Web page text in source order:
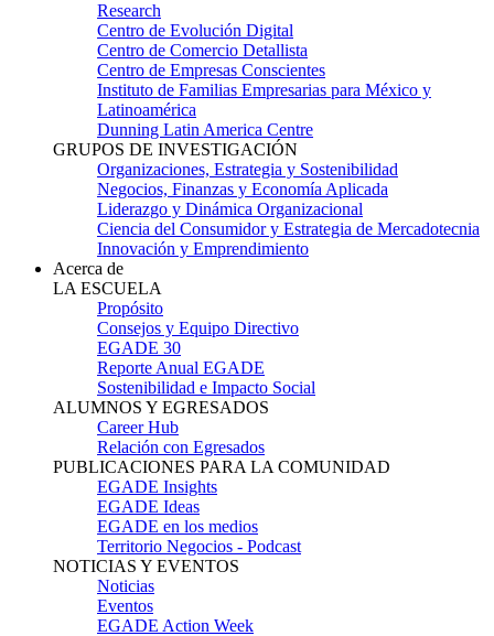
Research
Centro de Evolución Digital
Centro de Comercio Detallista
Centro de Empresas Conscientes
Instituto de Familias Empresarias para México y
Latinoamérica
Dunning Latin America Centre
GRUPOS DE INVESTIGACIÓN
Organizaciones, Estrategia y Sostenibilidad
Negocios, Finanzas y Economía Aplicada
Liderazgo y Dinámica Organizacional
Ciencia del Consumidor y Estrategia de Mercadotecnia
Innovación y Emprendimiento
Acerca de
LA ESCUELA
Propósito
Consejos y Equipo Directivo
EGADE 30
Reporte Anual EGADE
Sostenibilidad e Impacto Social
ALUMNOS Y EGRESADOS
Career Hub
Relación con Egresados
PUBLICACIONES PARA LA COMUNIDAD
EGADE Insights
EGADE Ideas
EGADE en los medios
Territorio Negocios - Podcast
NOTICIAS Y EVENTOS
Noticias
Eventos
EGADE Action Week